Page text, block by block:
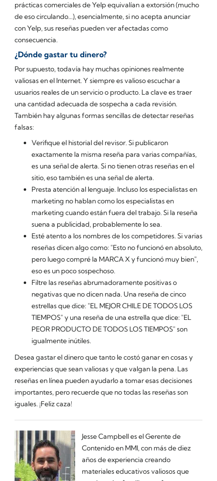
prácticas comerciales de Yelp equivalían a extorsión (mucho
de eso circulando...), esencialmente, si no acepta anunciar
con Yelp, sus reseñas pueden ver afectadas como
consecuencia.
¿Dónde gastar tu dinero?
Por supuesto, todavía hay muchas opiniones realmente
valiosas en el Internet. Y siempre es valioso escuchar a
usuarios reales de un servicio o producto. La clave es traer
una cantidad adecuada de sospecha a cada revisión.
También hay algunas formas sencillas de detectar reseñas
falsas:
Verifique el historial del revisor. Si publicaron
exactamente la misma reseña para varias compañías,
es una señal de alerta. Si no tienen otras reseñas en el
sitio, eso también es una señal de alerta.
Presta atención al lenguaje. Incluso los especialistas en
marketing no hablan como los especialistas en
marketing cuando están fuera del trabajo. Si la reseña
suena a publicidad, probablemente lo sea.
Esté atento a los nombres de los competidores. Si varias
reseñas dicen algo como: "Esto no funcionó en absoluto,
pero luego compré la MARCA X y funcionó muy bien",
eso es un poco sospechoso.
Filtre las reseñas abrumadoramente positivas o
negativas que no dicen nada. Una reseña de cinco
estrellas que dice: "EL MEJOR CHILE DE TODOS LOS
TIEMPOS" y una reseña de una estrella que dice: "EL
PEOR PRODUCTO DE TODOS LOS TIEMPOS" son
igualmente inútiles.
Desea gastar el dinero que tanto le costó ganar en cosas y
experiencias que sean valiosas y que valgan la pena. Las
reseñas en línea pueden ayudarlo a tomar esas decisiones
importantes, pero recuerde que no todas las reseñas son
iguales. ¡Feliz caza!
Jesse Campbell es el Gerente de
Contenido en MMI, con más de diez
años de experiencia creando
materiales educativos valiosos que